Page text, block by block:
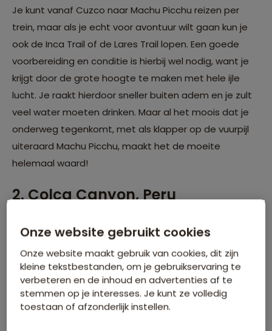
Je kunt vanaf Cuzco naar Machu Picchu reizen per
trein, maar als je echt voor avontuur wilt gaan kun je
ook de Inca Trail of de Lares Trail lopen. Een goede
voorbereiding en conditie is hierbij wel nodig, want je
krijgt door de grote hoogte te maken met hele ijle
lucht. Je raakt hierdoor sneller buiten adem en je zult
veel water moeten drinken. Maar al het moois dat je
onderweg tegenkomt, met als klapper op de vuurpijl
uiteraard Machu Picchu, maakt het de moeite
helemaal waard!
2. Colca Canyon, Peru
Onze website gebruikt cookies
Onze website maakt gebruik van cookies, dit zijn
kleine tekstbestanden, om je gebruikservaring te
verbeteren en de inhoud en advertenties af te
stemmen op je interesses. Je kunt ze volledig
toestaan of afzonderlijk instellen.